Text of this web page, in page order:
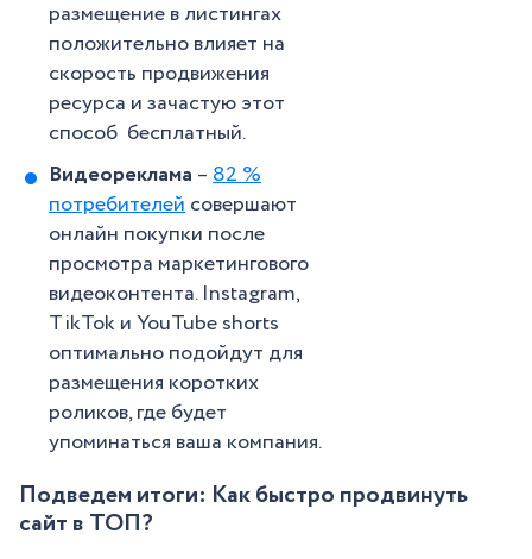
размещение в листингах
положительно влияет на
скорость продвижения
ресурса и зачастую этот
способ бесплатный.
Видеореклама –82 %
потребителейсовершают
онлайн покупки после
просмотра маркетингового
видеоконтента. Instagram,
TikTok и YouTube shorts
оптимально подойдут для
размещения коротких
роликов, где будет
упоминаться ваша компания.
Подведем итоги: Как быстро продвинуть
сайт в ТОП?